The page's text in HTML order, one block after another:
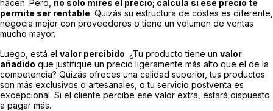
hacen. Pero, no solo mires el precio; calcula si ese precio te
permite ser rentable. Quizás su estructura de costes es diferente,
negocia mejor con proveedores o tiene un volumen de ventas
mucho mayor.
Luego, está el valor percibido. ¿Tu producto tiene un valor
añadido que justifique un precio ligeramente más alto que el de la
competencia? Quizás ofreces una calidad superior, tus productos
son más exclusivos o artesanales, o tu servicio postventa es
excepcional. Si el cliente percibe ese valor extra, estará dispuesto
a pagar más.